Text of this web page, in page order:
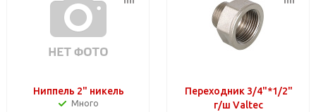
Ниппель 2" никель
Много
Переходник 3/4"*1/2"
г/ш Valteс